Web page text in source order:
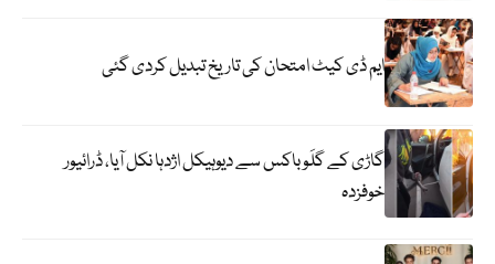
ایم ڈی کیٹ امتحان کی تاریخ تبدیل کردی گئی
گاڑی کے گلَو باکس سے دیوہیکل اژدہا نکل آیا، ڈرائیور
خوفزدہ